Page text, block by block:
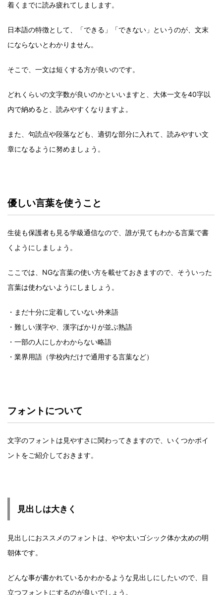
着くまでに読み疲れてしまします。
日本語の特徴として、「できる」「できない」というのが、文末
にならないとわかりません。
そこで、一文は短くする方が良いのです。
どれくらいの文字数が良いのかといいますと、大体一文を40字以
内で納めると、読みやすくなりますよ。
また、句読点や段落なども、適切な部分に入れて、読みやすい文
章になるように努めましょう。
優しい言葉を使うこと
生徒も保護者も見る学級通信なので、誰が見てもわかる言葉で書
くようにしましょう。
ここでは、NGな言葉の使い方を載せておきますので、そういった
言葉は使わないようにしましょう。
・まだ十分に定着していない外来語
・難しい漢字や、漢字ばかりが並ぶ熟語
・一部の人にしかわからない略語
・業界用語（学校内だけで通用する言葉など）
フォントについて
文字のフォントは見やすさに関わってきますので、いくつかポイ
ントをご紹介しておきます。
見出しは大きく
見出しにおススメのフォントは、やや太いゴシック体か太めの明
朝体です。
どんな事が書かれているかわかるような見出しにしたいので、目
立つフォントにするのが良いでしょう。